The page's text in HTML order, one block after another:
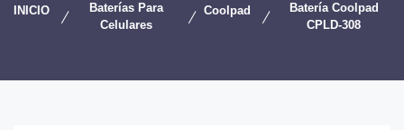
INICIO
Baterías Para
Celulares
Coolpad
Batería Coolpad
CPLD-308